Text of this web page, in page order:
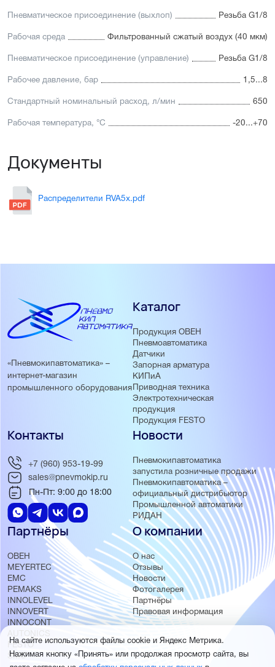
Пневматическое присоединение (выхлоп) Резьба G1/8
Рабочая среда Фильтрованный сжатый воздух (40 мкм)
Пневматическое присоединение (управление) Резьба G1/8
Рабочее давление, бар 1,5...8
Стандартный номинальный расход, л/мин 650
Рабочая температура, °С -20...+70
Документы
Распределители RVA5x.pdf
«Пневмокипавтоматика» –
интернет-магазин
промышленного оборудования
Каталог
Продукция ОВЕН
Пневмоавтоматика
Датчики
Запорная арматура
КИПиА
Приводная техника
Электротехническая
продукция
Продукция FESTO
Новости
Пневмокипавтоматика
запустила розничные продажи
Пневмокипавтоматика –
официальный дистрибьютор
Промышленной автоматики
РИДАН
Партнёры
ОВЕН
MEYERTEC
EMC
PEMAKS
INNOLEVEL
INNOVERT
INNOCONT
AUTONICS
FESTO
SMC
О компании
О нас
Отзывы
Новости
Фотогалерея
Партнёры
Правовая информация
Контакты
+7 (960) 953-19-99
sales@pnevmokip.ru
Пн-Пт: 9:00 до 18:00
На сайте используются файлы cookie и Яндекс Метрика.
Нажимая кнопку «Принять» или продолжая просмотр сайта, вы